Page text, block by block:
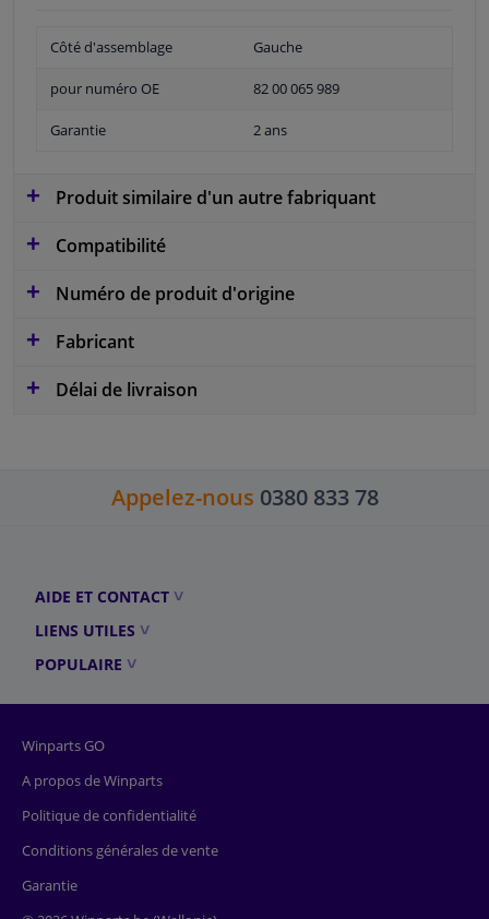
Côté d'assemblage Gauche
pour numéro OE 82 00 065 989
Garantie 2 ans
Produit similaire d'un autre fabriquant
Compatibilité
Numéro de produit d'origine
Fabricant
Délai de livraison
Appelez-nous 0380 833 78
AIDE ET CONTACT
LIENS UTILES
POPULAIRE
Winparts GO
A propos de Winparts
Politique de confidentialité
Conditions générales de vente
Garantie